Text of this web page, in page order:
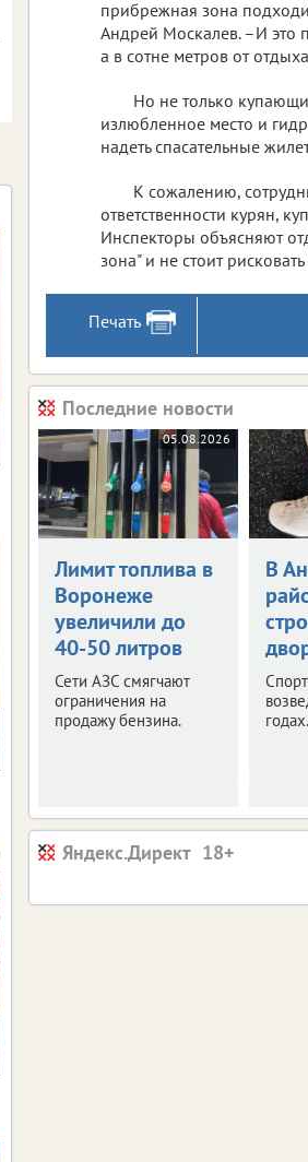
прибрежная зона
Андрей Москалев. –И это
а в сотне метров от
Но не только
излюбленное место и
надеть спасательные
К сожалению,
ответственности курян,
Инспекторы объясняют
зона" и не стоит
Печать
Последние новости
05.08.2026
Лимит топлива в
Воронеже
увеличили до
40-50 литров
Сети АЗС смягчают
ограничения на
продажу бензина.
В
годах.
Яндекс.Директ